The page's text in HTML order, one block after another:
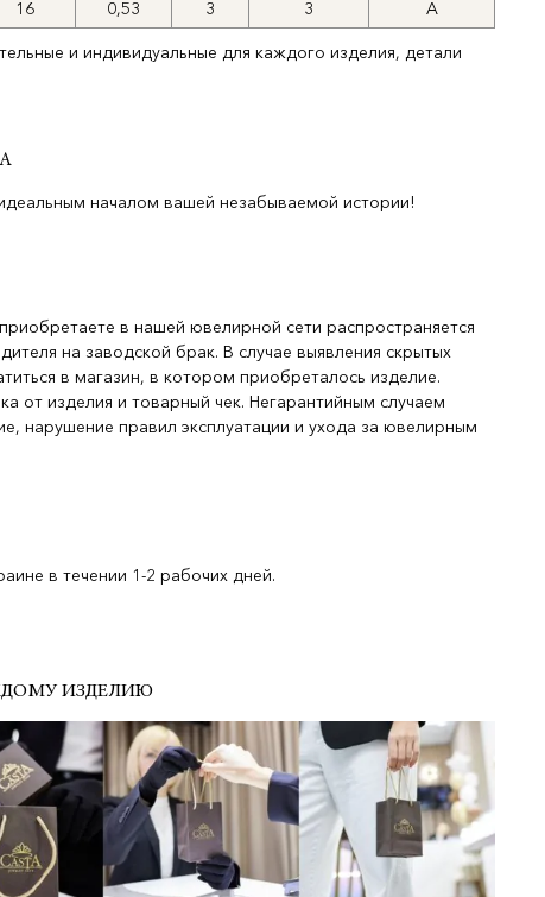
16 0,53 3 3 А
и индивидуальные для каждого изделия, детали
началом вашей незабываемой истории!
в нашей ювелирной сети распространяется
на заводской брак. В случае выявления скрытых
в магазин, в котором приобреталось изделие.
от изделия и товарный чек. Негарантийным случаем
нарушение правил эксплуатации и ухода за ювелирным
в течении 1-2 рабочих дней.
ИЗДЕЛИЮ